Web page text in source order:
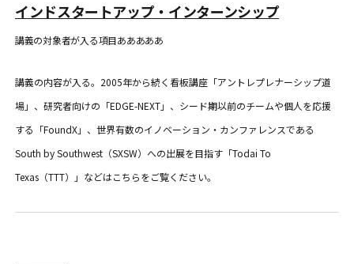
インドスタートアップ・インターンシップ
講義の対象者が入る項目あああああ
講義の内容が入る。2005年から続く看板講座「アントレプレナーシップ道
場」、研究者向けの「EDGE-NEXT」、シード期以前のチームや個人を応援
する「FoundX」、世界有数のイノベーション・カンファレンスである
South by Southwest（SXSW）への出展を目指す「Todai To
Texas（TTT）」などはこちらをご覧ください。